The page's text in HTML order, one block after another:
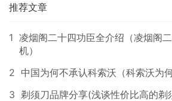
推荐文章
1 凌烟阁二十四功臣全介绍（凌烟阁
机）
2 中国为何不承认科索沃（科索沃为
3 剃须刀品牌分享(浅谈性价比高的剃